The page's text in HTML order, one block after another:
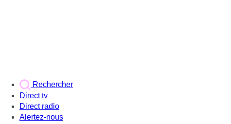
Rechercher
Direct tv
Direct radio
Alertez-nous